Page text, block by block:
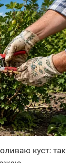
куст: так